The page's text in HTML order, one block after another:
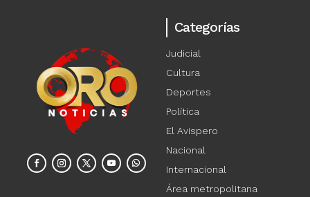
Categorías
Judicial
Cultura
Deportes
Política
El Avispero
Nacional
Internacional
Área metropolitana